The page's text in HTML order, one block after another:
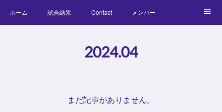
ホーム 試合結果 Contact メンバー
2024.04
まだ記事がありません。